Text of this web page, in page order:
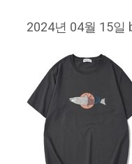
2024년 04월 15일